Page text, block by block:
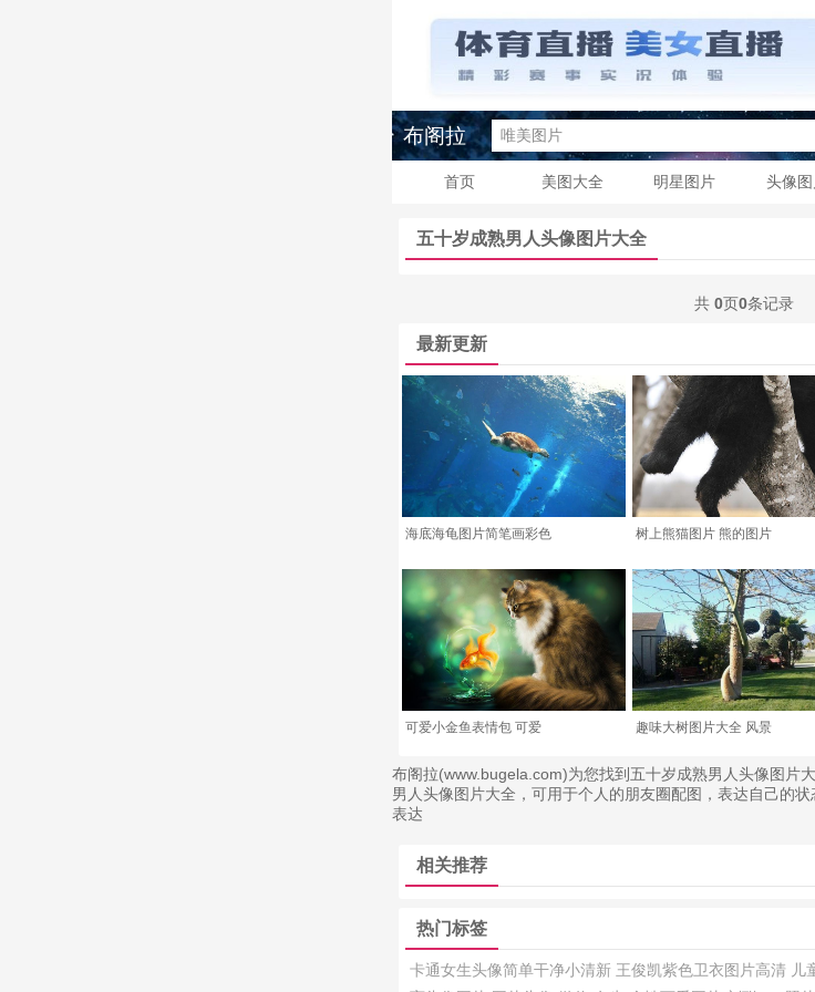
布阁拉
首页 美图大全 明星图片 头像
五十岁成熟男人头像图片大全
共 0页0条记录
最新更新
海底海龟图片简笔画彩色 树上熊猫图片 熊的图片
可爱小金鱼表情包 可爱 趣味大树图片大全 风景
布阁拉(www.bugela.com)为您找到五十岁成熟男人头像图片
男人头像图片大全，可用于个人的朋友圈配图，表达自己的
表达
相关推荐
热门标签
卡通女生头像简单干净小清新 王俊凯紫色卫衣图片高清 儿